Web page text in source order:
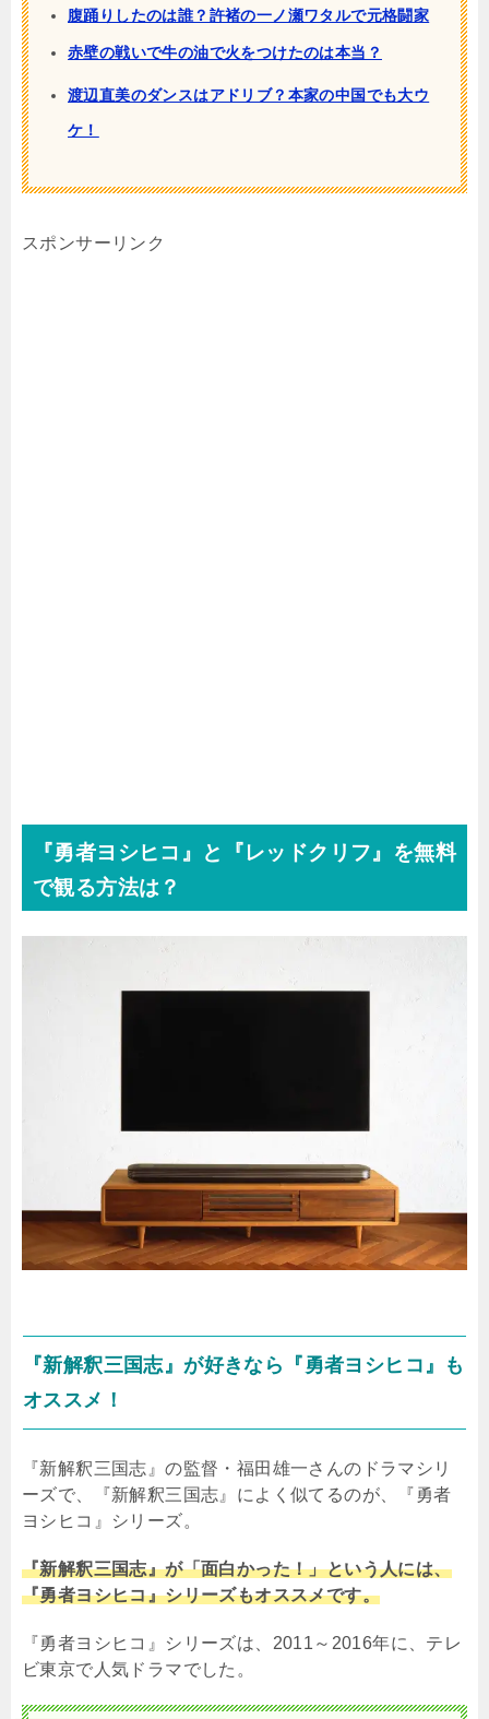
腹踊りしたのは誰？許褚の一ノ瀬ワタルで元格闘家
赤壁の戦いで牛の油で火をつけたのは本当？
渡辺直美のダンスはアドリブ？本家の中国でも大ウ
ケ！
スポンサーリンク
『勇者ヨシヒコ』と『レッドクリフ』を無料
で観る方法は？
『新解釈三国志』が好きなら『勇者ヨシヒコ』も
オススメ！
『新解釈三国志』の監督・福田雄一さんのドラマシリ
ーズで、『新解釈三国志』によく似てるのが、『勇者
ヨシヒコ』シリーズ。
『新解釈三国志』が「面白かった！」という人には、
『勇者ヨシヒコ』シリーズもオススメです。
『勇者ヨシヒコ』シリーズは、2011～2016年に、テレ
ビ東京で人気ドラマでした。